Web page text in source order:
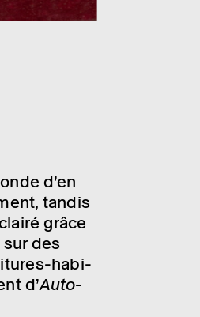
d’en
tandis
grâce
des
habi­
d’Auto­